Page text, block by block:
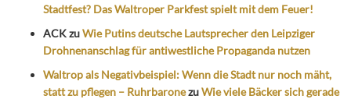
Stadtfest? Das Waltroper Parkfest spielt mit dem Feuer!
ACKzuWie Putins deutsche Lautsprecher den Leipziger
Drohnenanschlag für antiwestliche Propaganda nutzen
Waltrop als Negativbeispiel: Wenn die Stadt nur noch mäht,
statt zu pflegen – RuhrbaronezuWie viele Bäcker sich gerade